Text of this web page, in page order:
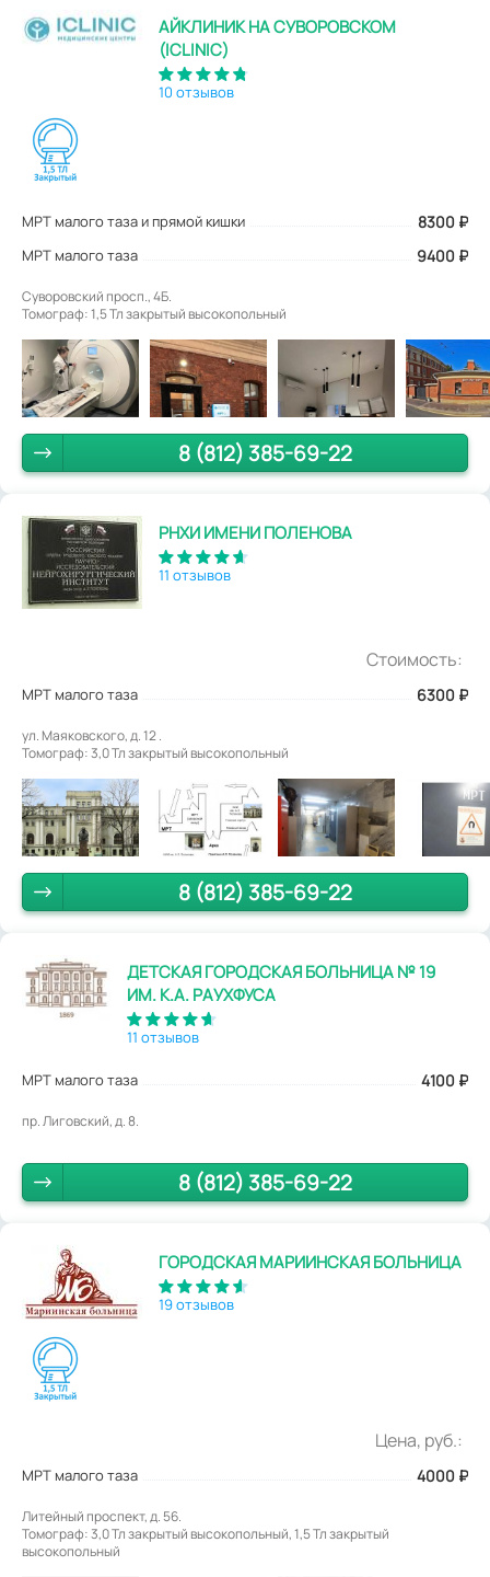
АЙКЛИНИК НА СУВОРОВСКОМ
(ICLINIC)
10 отзывов
МРТ малого таза и прямой кишки 8300 ₽
МРТ малого таза 9400 ₽
Суворовский просп., 4Б.
Томограф: 1,5 Тл закрытый высокопольный
8 (812) 385-69-22
РНХИ ИМЕНИ ПОЛЕНОВА
11 отзывов
Стоимость:
МРТ малого таза 6300 ₽
ул. Маяковского, д. 12 .
Томограф: 3,0 Тл закрытый высокопольный
8 (812) 385-69-22
ДЕТСКАЯ ГОРОДСКАЯ БОЛЬНИЦА № 19
ИМ. К.А. РАУХФУСА
11 отзывов
МРТ малого таза 4100 ₽
пр. Лиговский, д. 8.
8 (812) 385-69-22
ГОРОДСКАЯ МАРИИНСКАЯ БОЛЬНИЦА
19 отзывов
Цена, руб.:
МРТ малого таза 4000 ₽
Литейный проспект, д. 56.
Томограф: 3,0 Тл закрытый высокопольный, 1,5 Тл закрытый
высокопольный